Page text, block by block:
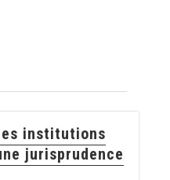
institutions
jurisprudence